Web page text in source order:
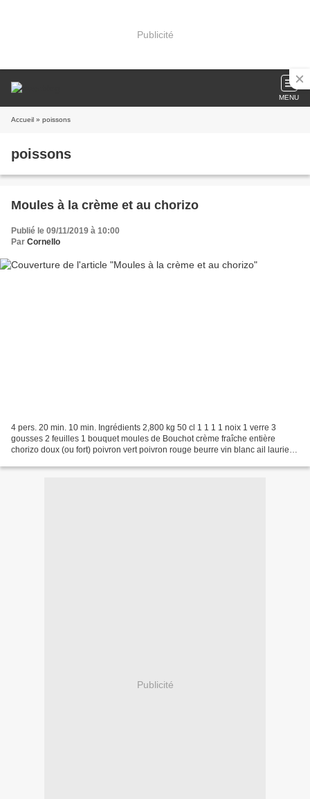
Publicité
MENU
Accueil » poissons
poissons
Moules à la crème et au chorizo
Publié le 09/11/2019 à 10:00
Par Cornello
4 pers. 20 min. 10 min. Ingrédients 2,800 kg 50 cl 1 1 1 1 noix 1 verre 3
gousses 2 feuilles 1 bouquet moules de Bouchot crème fraîche entière
chorizo doux (ou fort) poivron vert poivron rouge beurre vin blanc ail laurier
Publicité